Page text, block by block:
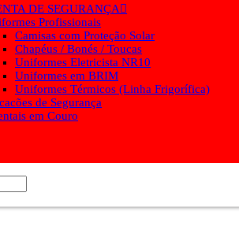
DE SEGURANÇA
Profissionais
Camisas com Proteção Solar
Chapéus / Bonés / Toucas
Uniformes Eletricista NR10
Uniformes em BRIM
Uniformes Térmicos (Linha Frigorífica)
de Segurança
em Couro